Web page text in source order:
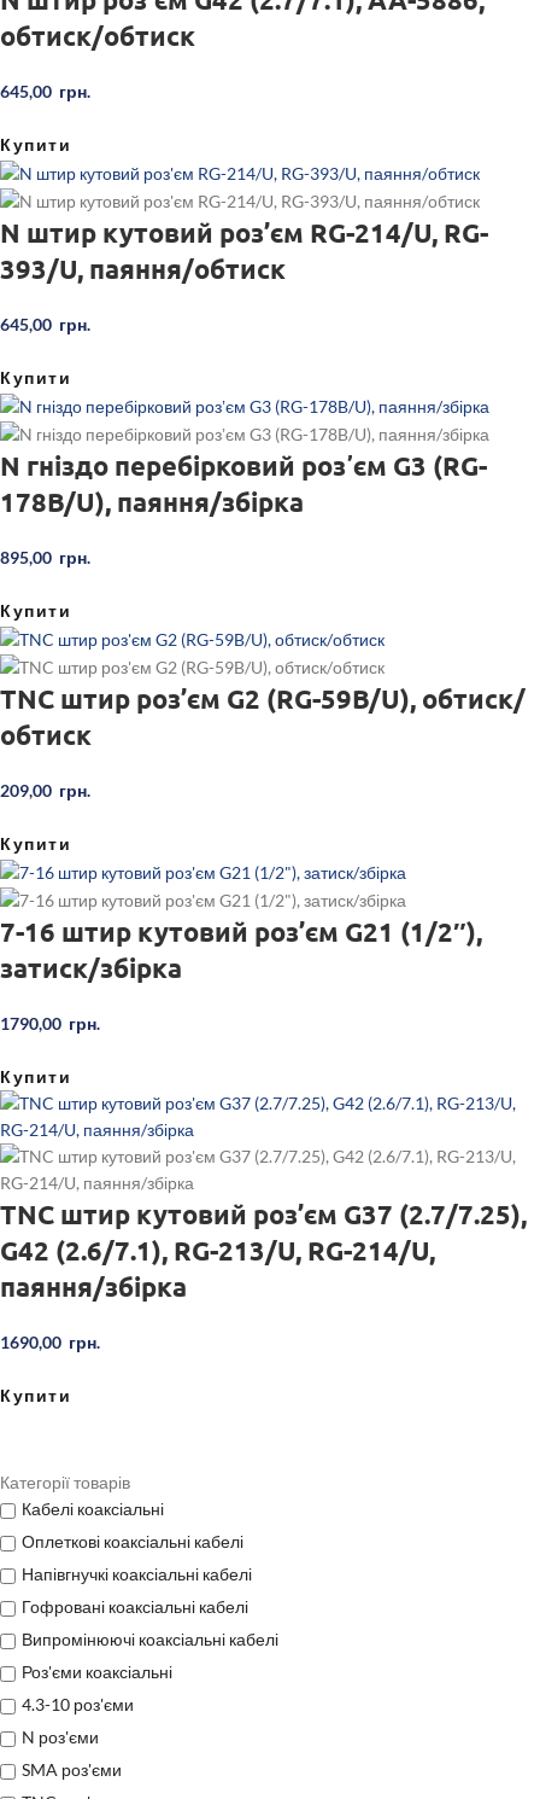
Категорії товарів
Кабелі коаксіальні
Оплеткові коаксіальні кабелі
Напівгнучкі коаксіальні кабелі
Гофровані коаксіальні кабелі
Випромінюючі коаксіальні кабелі
Роз'єми коаксіальні
4.3-10 роз'єми
N роз'єми
SMA роз'єми
обтиск/обтиск
645,00 грн.
Купити
N штир кутовий роз’єм RG-214/U, RG-
393/U, паяння/обтиск
645,00 грн.
Купити
N гніздо перебірковий розʼєм G3 (RG-
178B/U), паяння/збірка
895,00 грн.
Купити
TNC штир роз’єм G2 (RG-59B/U), обтиск/
обтиск
209,00 грн.
Купити
7-16 штир кутовий роз’єм G21 (1/2″),
затиск/збірка
1790,00 грн.
Купити
TNC штир кутовий роз’єм G37 (2.7/7.25),
G42 (2.6/7.1), RG-213/U, RG-214/U,
паяння/збірка
1690,00 грн.
Купити